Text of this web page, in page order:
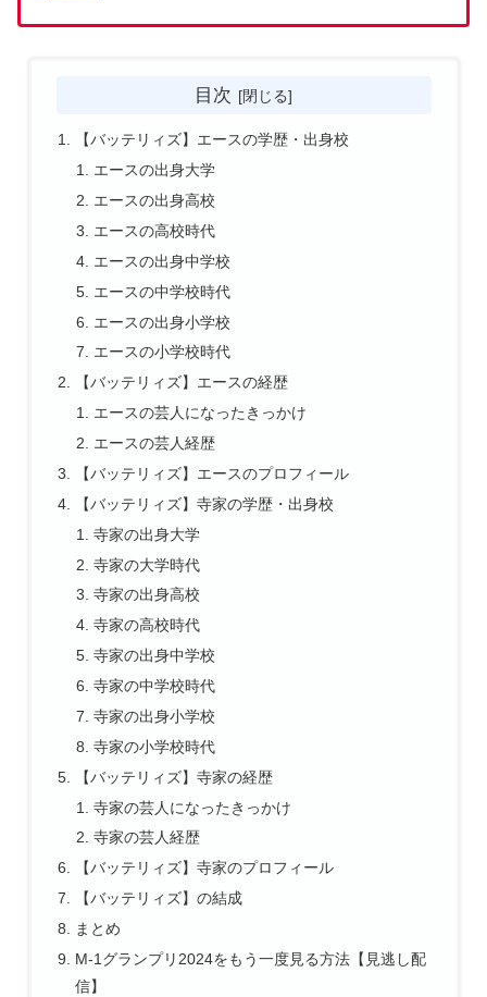
目次
【バッテリィズ】エースの学歴・出身校
エースの出身大学
エースの出身高校
エースの高校時代
エースの出身中学校
エースの中学校時代
エースの出身小学校
エースの小学校時代
【バッテリィズ】エースの経歴
エースの芸人になったきっかけ
エースの芸人経歴
【バッテリィズ】エースのプロフィール
【バッテリィズ】寺家の学歴・出身校
寺家の出身大学
寺家の大学時代
寺家の出身高校
寺家の高校時代
寺家の出身中学校
寺家の中学校時代
寺家の出身小学校
寺家の小学校時代
【バッテリィズ】寺家の経歴
寺家の芸人になったきっかけ
寺家の芸人経歴
【バッテリィズ】寺家のプロフィール
【バッテリィズ】の結成
まとめ
M-1グランプリ2024をもう一度見る方法【見逃し配
信】